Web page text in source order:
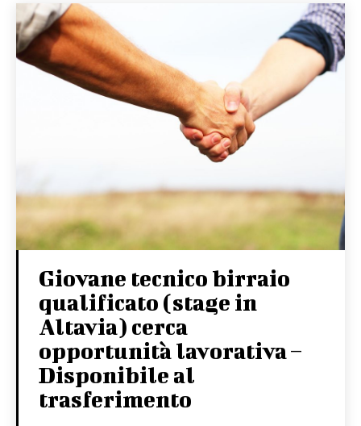
Giovane tecnico birraio
qualificato (stage in
Altavia) cerca
opportunità lavorativa –
Disponibile al
trasferimento